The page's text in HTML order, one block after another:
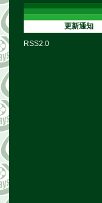
更新通知
RSS2.0